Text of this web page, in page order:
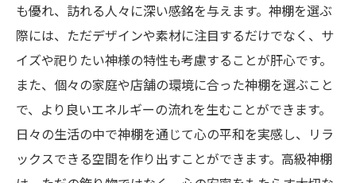
も優れ、訪れる人々に深い感銘を与えます。神棚を選ぶ
際には、ただデザインや素材に注目するだけでなく、サ
イズや祀りたい神様の特性も考慮することが肝心です。
また、個々の家庭や店舗の環境に合った神棚を選ぶこと
で、より良いエネルギーの流れを生むことができます。
日々の生活の中で神棚を通じて心の平和を実感し、リラ
ックスできる空間を作り出すことができます。高級神棚